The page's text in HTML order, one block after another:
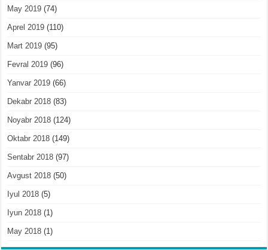
May 2019 (74)
Aprel 2019 (110)
Mart 2019 (95)
Fevral 2019 (96)
Yanvar 2019 (66)
Dekabr 2018 (83)
Noyabr 2018 (124)
Oktabr 2018 (149)
Sentabr 2018 (97)
Avgust 2018 (50)
Iyul 2018 (5)
Iyun 2018 (1)
May 2018 (1)